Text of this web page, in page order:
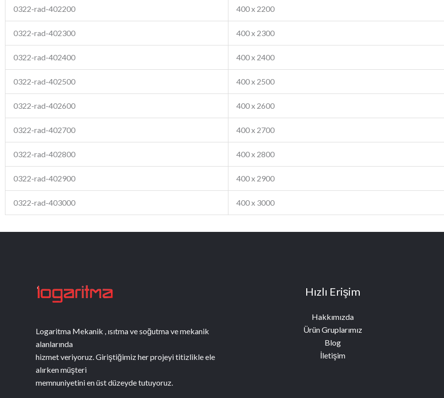
0322-rad-402200 400 x 2200
0322-rad-402300 400 x 2300
0322-rad-402400 400 x 2400
0322-rad-402500 400 x 2500
0322-rad-402600 400 x 2600
0322-rad-402700 400 x 2700
0322-rad-402800 400 x 2800
0322-rad-402900 400 x 2900
0322-rad-403000 400 x 3000
Logaritma Mekanik , ısıtma ve soğutma ve mekanik
alanlarında
hizmet veriyoruz. Giriştiğimiz her projeyi titizlikle ele
alırken müşteri
memnuniyetini en üst düzeyde tutuyoruz.
Hızlı Erişim
Hakkımızda
Ürün Gruplarımız
Blog
İletişim